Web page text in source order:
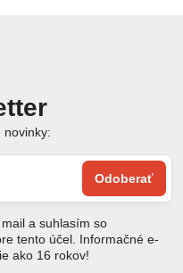
novinky:
Odoberať
a suhlasím so
tento účel. Informačné e-
ako 16 rokov!